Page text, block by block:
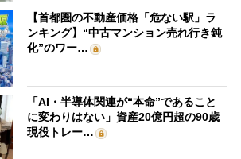
【首都圏の不動産価格「危ない駅」ラ
ンキング】“中古マンション売れ行き鈍
化”のワー…
「AI・半導体関連が“本命”であること
に変わりはない」資産20億円超の90歳
現役トレー…